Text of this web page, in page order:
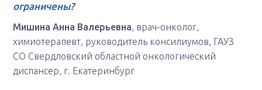
ограничены?
Мишина Анна Валерьевна, врач-онколог,
химиотерапевт, руководитель консилиумов, ГАУЗ
СО Свердловский областной онкологический
диспансер, г. Екатеринбург